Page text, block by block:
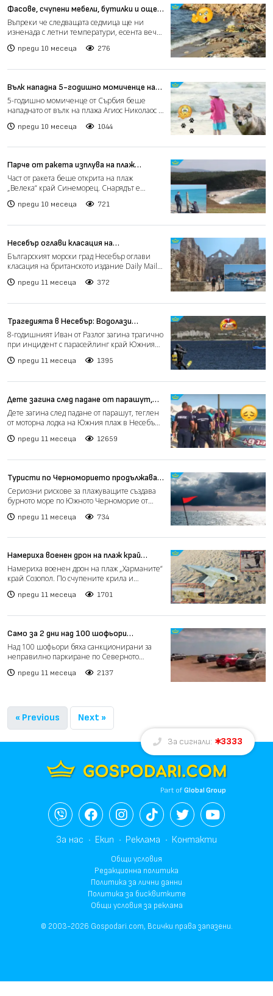
Фасове, счупени мебели, бутилки и още
много - какво "наследство" оставихме
по плажовете след себе си? (видео)
Въпреки че следващата седмица ще ни
изненада с летни температури, есента вече
преди 10 месеца 276
Вълк нападна 5-годишно момиченце на
плаж в Гърция
5-годишно момиченце от Сърбия беше
нападнато от вълк на плажа Агиос Николаос в
преди 10 месеца 1044
Парче от ракета изплува на плаж
"Велека" край Синеморец
Част от ракета беше открита на плаж
„Велека“ край Синеморец. Снарядът е
преди 10 месеца 721
Несебър оглави класация на
международно издание за най-
атрактивните морски дестинации в
Българският морски град Несебър оглави
класация на британското издание Daily Mail
преди 11 месеца 372
Трагедията в Несебър: Водолази
търсят скъсаните катарами от
обезопасителния колан на загиналото
8-годишният Иван от Разлог загина трагично
при инцидент с парасейлинг край Южния
преди 11 месеца 1395
Дете загина след падане от парашут,
теглен от моторна лодка в Несебър
(видео)
Дете загина след падане от парашут, теглен
от моторна лодка на Южния плаж в Несебър.
преди 11 месеца 12659
Туристи по Черноморието продължават
да пренебрегват предупрежденията на
спасителите (видео)
Сериозни рискове за плажуващите създава
бурното море по Южното Черноморие от
преди 11 месеца 734
Намериха военен дрон на плаж край
Созопол (видео)
Намериха военен дрон на плаж „Харманите“
край Созопол. По счупените крила и
преди 11 месеца 1701
Само за 2 дни над 100 шофьори
отнесоха глоби за паркиране по
плажовете на Северното Черноморие
Над 100 шофьори бяха санкционирани за
неправилно паркиране по Северното
преди 11 месеца 2137
« Previous Next »
За сигнали: 3333
Part ofGlobal Group
За нас Екип Реклама Контакти
Общи условия
Редакционна политика
Политика за лични данни
Политика за бисквитките
Общи условия за реклама
© 2003-2026 Gospodari.com, Всички права запазени.